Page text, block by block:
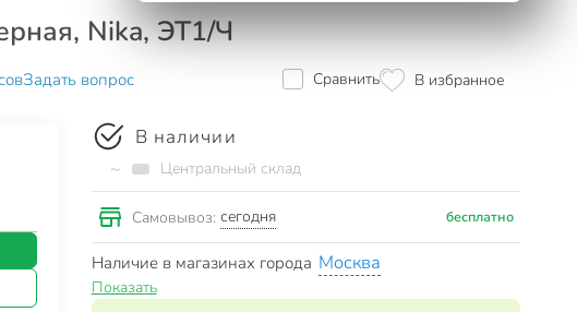
Nika, ЭТ1/Ч
Задать вопрос Сравнить В избранное
В наличии
~ Центральный склад
Самовывоз: сегодня бесплатно
Наличие в магазинах города Москва
Показать